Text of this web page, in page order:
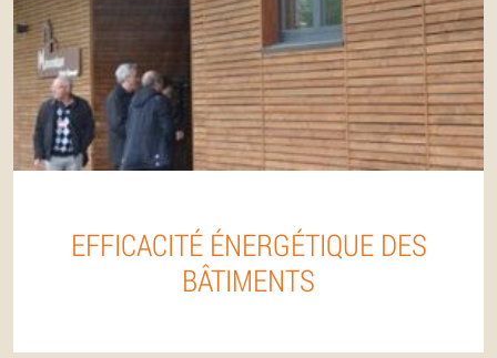
EFFICACITÉ ÉNERGÉTIQUE DES
BÂTIMENTS